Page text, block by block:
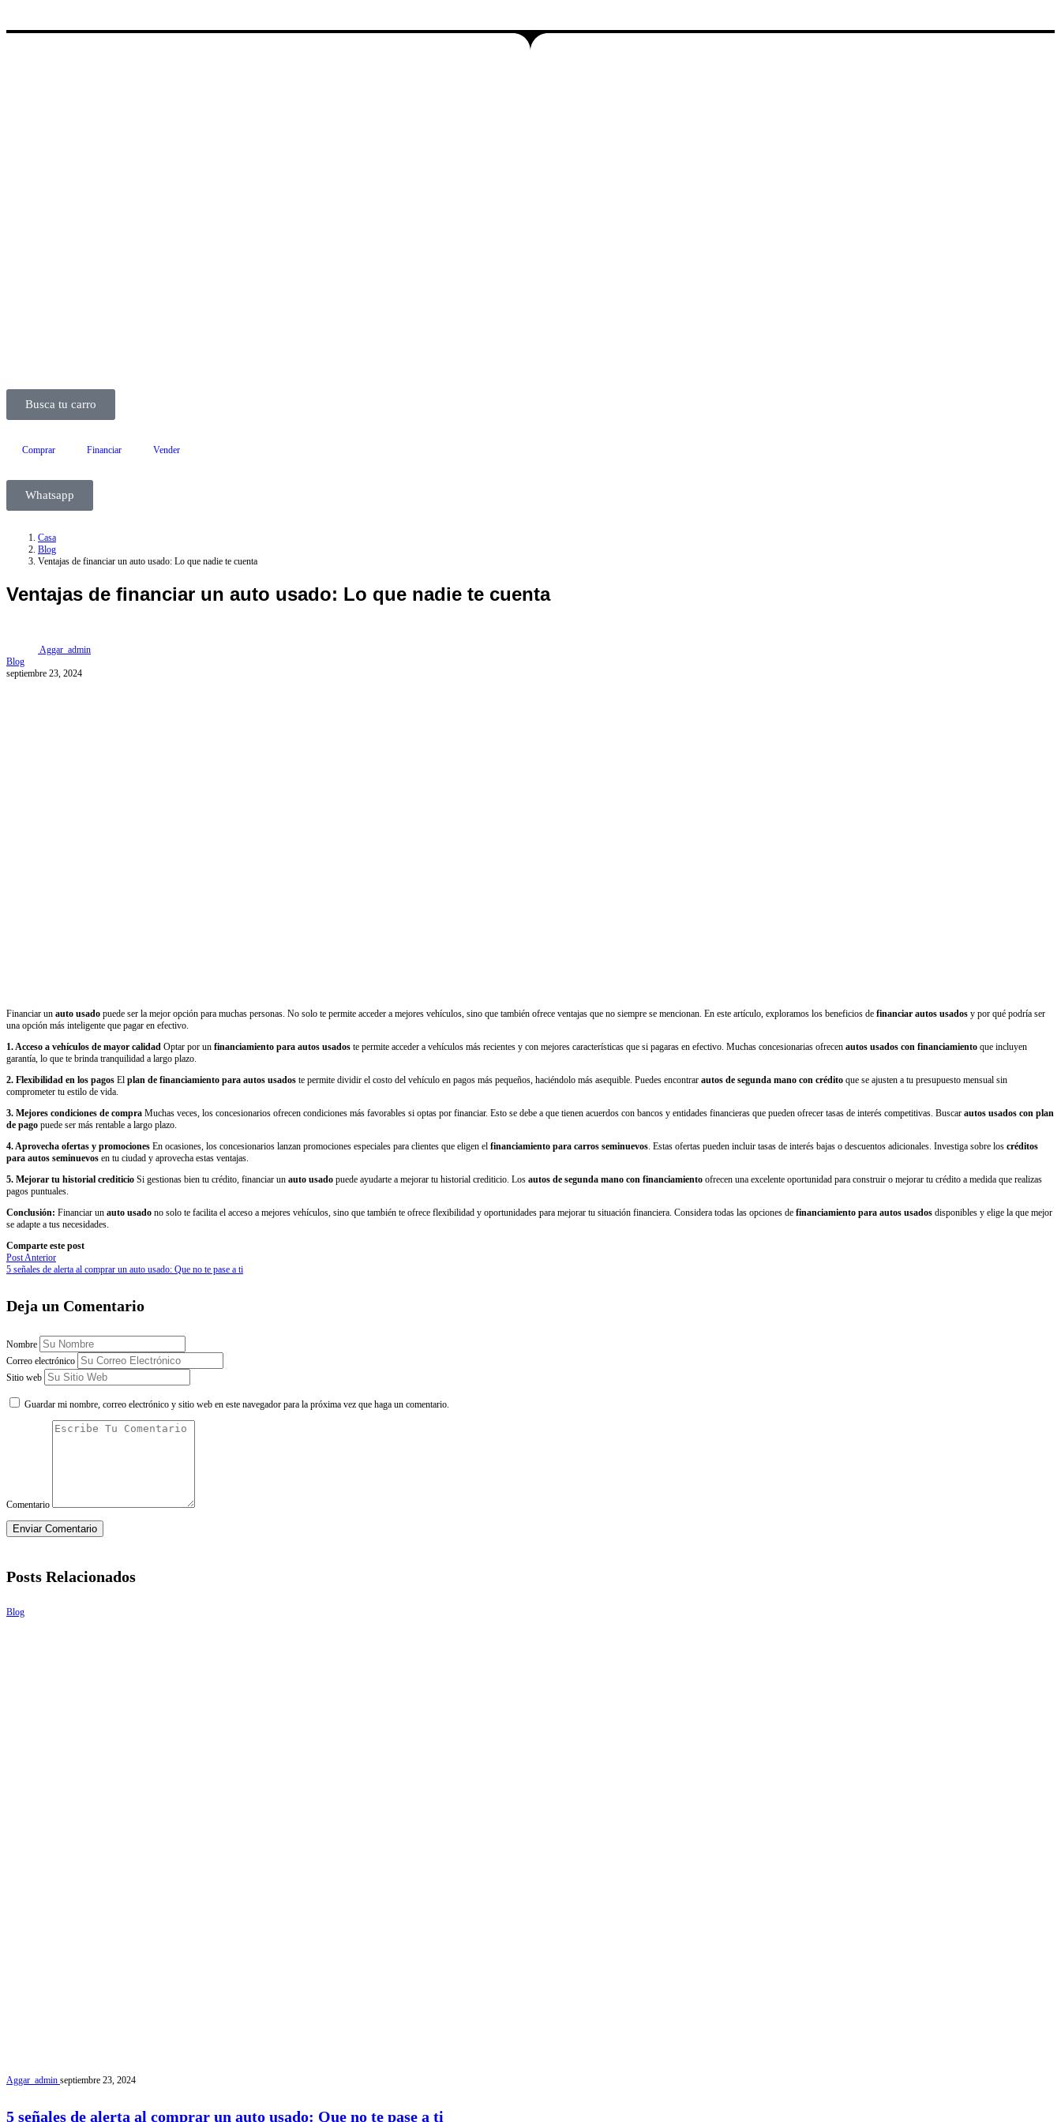
Busca tu carro
Comprar Financiar Vender
Whatsapp
Casa
Blog
Ventajas de financiar un auto usado: Lo que nadie te cuenta
Ventajas de financiar un auto usado: Lo que nadie te cuenta
Aggar_admin
Blog
septiembre 23, 2024
Financiar un auto usado puede ser la mejor opción para muchas personas. No solo te permite acceder a mejores vehículos, sino que también ofrece ventajas que no siempre se mencionan. En este artículo, exploramos los beneficios de financiar autos usados y por qué podría ser
una opción más inteligente que pagar en efectivo.
1. Acceso a vehículos de mayor calidad Optar por un financiamiento para autos usados te permite acceder a vehículos más recientes y con mejores características que si pagaras en efectivo. Muchas concesionarias ofrecen autos usados con financiamiento que incluyen
garantía, lo que te brinda tranquilidad a largo plazo.
2. Flexibilidad en los pagos El plan de financiamiento para autos usados te permite dividir el costo del vehículo en pagos más pequeños, haciéndolo más asequible. Puedes encontrar autos de segunda mano con crédito que se ajusten a tu presupuesto mensual sin
comprometer tu estilo de vida.
3. Mejores condiciones de compra Muchas veces, los concesionarios ofrecen condiciones más favorables si optas por financiar. Esto se debe a que tienen acuerdos con bancos y entidades financieras que pueden ofrecer tasas de interés competitivas. Buscar autos usados con plan
de pago puede ser más rentable a largo plazo.
4. Aprovecha ofertas y promociones En ocasiones, los concesionarios lanzan promociones especiales para clientes que eligen el financiamiento para carros seminuevos. Estas ofertas pueden incluir tasas de interés bajas o descuentos adicionales. Investiga sobre los créditos
para autos seminuevos en tu ciudad y aprovecha estas ventajas.
5. Mejorar tu historial crediticio Si gestionas bien tu crédito, financiar un auto usado puede ayudarte a mejorar tu historial crediticio. Los autos de segunda mano con financiamiento ofrecen una excelente oportunidad para construir o mejorar tu crédito a medida que realizas
pagos puntuales.
Conclusión: Financiar un auto usado no solo te facilita el acceso a mejores vehículos, sino que también te ofrece flexibilidad y oportunidades para mejorar tu situación financiera. Considera todas las opciones de financiamiento para autos usados disponibles y elige la que mejor
se adapte a tus necesidades.
Comparte este post
Post Anterior
5 señales de alerta al comprar un auto usado: Que no te pase a ti
Deja un Comentario
Nombre
Correo electrónico
Sitio web
Guardar mi nombre, correo electrónico y sitio web en este navegador para la próxima vez que haga un comentario.
Comentario
Posts Relacionados
Blog
Aggar_admin septiembre 23, 2024
5 señales de alerta al comprar un auto usado: Que no te pase a ti